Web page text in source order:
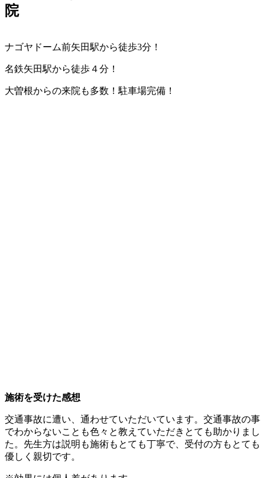
院
ナゴヤドーム前矢田駅から徒歩3分！
名鉄矢田駅から徒歩４分！
大曽根からの来院も多数！駐車場完備！
施術を受けた感想
交通事故に遭い、通わせていただいています。交通事故の事
でわからないことも色々と教えていただきとても助かりまし
た。先生方は説明も施術もとても丁寧で、受付の方もとても
優しく親切です。